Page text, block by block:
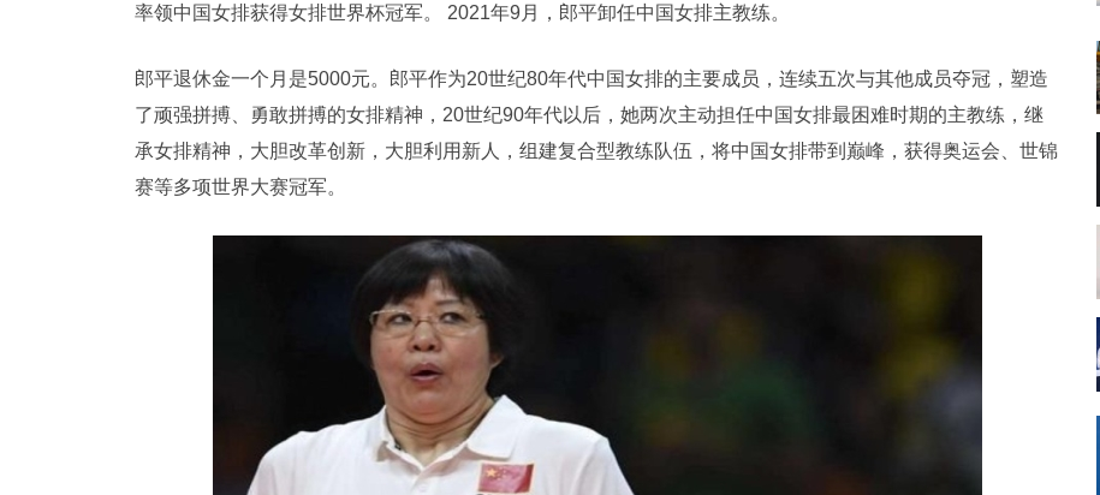
率领中国女排获得女排世界杯冠军。 2021年9月，郎平卸任中国女排主教练。
郎平退休金一个月是5000元。郎平作为20世纪80年代中国女排的主要成员，连续五次与其他成员夺冠，塑造
了顽强拼搏、勇敢拼搏的女排精神，20世纪90年代以后，她两次主动担任中国女排最困难时期的主教练，继
承女排精神，大胆改革创新，大胆利用新人，组建复合型教练队伍，将中国女排带到巅峰，获得奥运会、世锦
赛等多项世界大赛冠军。